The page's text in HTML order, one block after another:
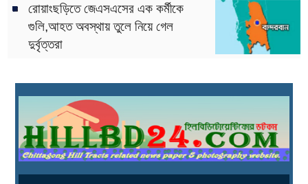
রোয়াংছড়িতে জেএসএসের এক কর্মীকে
গুলি,আহত অবস্থায় তুলে নিয়ে গেল
দুর্বৃত্তরা